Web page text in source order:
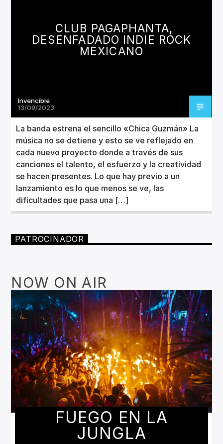
Invencible Radio
CLUB PAGAPHANTA,
DESENFADADO INDIE ROCK
MEXICANO
Invencible
13/09/2023
La banda estrena el sencillo «Chica Guzmán» La
música no se detiene y esto se ve reflejado en
cada nuevo proyecto donde a través de sus
canciones el talento, el esfuerzo y la creatividad
se hacen presentes. Lo que hay previo a un
lanzamiento es lo que menos se ve, las
dificultades que pasa una […]
PATROCINADOR
NOW ON AIR
FUEGO EN LA
JUNGLA